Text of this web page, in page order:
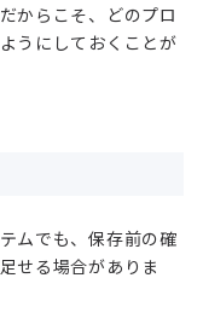
からこそ、どのプロ
うにしておくことが
ムでも、保存前の確
せる場合がありま